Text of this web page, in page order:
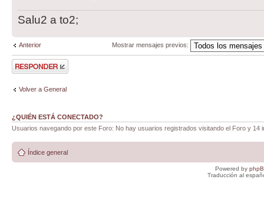
Salu2 a to2;
Anterior Mostrar mensajes previos:
Publicar una
respuesta
Volver a General
¿QUIÉN ESTÁ CONECTADO?
Usuarios navegando por este Foro: No hay usuarios registrados visitando el Foro y 14
Índice general
Powered by
Traducción al